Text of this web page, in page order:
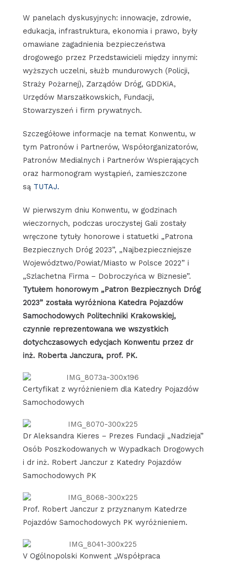
W panelach dyskusyjnych: innowacje, zdrowie,
edukacja, infrastruktura, ekonomia i prawo, były
omawiane zagadnienia bezpieczeństwa
drogowego przez Przedstawicieli między innymi:
wyższych uczelni, służb mundurowych (Policji,
Straży Pożarnej), Zarządów Dróg, GDDKiA,
Urzędów Marszałkowskich, Fundacji,
Stowarzyszeń i firm prywatnych.
Szczegółowe informacje na temat Konwentu, w
tym Patronów i Partnerów, Współorganizatorów,
Patronów Medialnych i Partnerów Wspierających
oraz harmonogram wystąpień, zamieszczone
są TUTAJ.
W pierwszym dniu Konwentu, w godzinach
wieczornych, podczas uroczystej Gali zostały
wręczone tytuły honorowe i statuetki „Patrona
Bezpiecznych Dróg 2023”, „Najbezpieczniejsze
Województwo/Powiat/Miasto w Polsce 2022” i
„Szlachetna Firma – Dobroczyńca w Biznesie”.
Tytułem honorowym „Patron Bezpiecznych Dróg
2023” została wyróżniona Katedra Pojazdów
Samochodowych Politechniki Krakowskiej,
czynnie reprezentowana we wszystkich
dotychczasowych edycjach Konwentu przez dr
inż. Roberta Janczura, prof. PK.
Certyfikat z wyróżnieniem dla Katedry Pojazdów
Samochodowych
Dr Aleksandra Kieres – Prezes Fundacji „Nadzieja”
Osób Poszkodowanych w Wypadkach Drogowych
i dr inż. Robert Janczur z Katedry Pojazdów
Samochodowych PK
Prof. Robert Janczur z przyznanym Katedrze
Pojazdów Samochodowych PK wyróżnieniem.
V Ogólnopolski Konwent „Współpraca